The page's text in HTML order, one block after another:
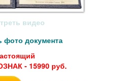
видео
фото документа
- 15990 руб.